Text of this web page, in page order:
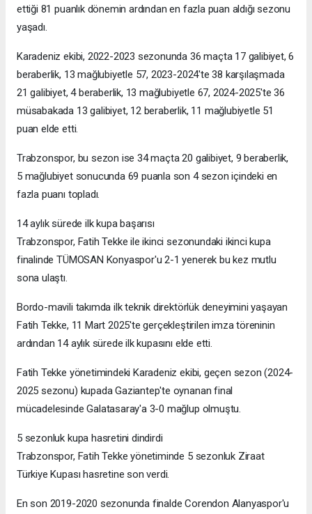
ettiği 81 puanlık dönemin ardından en fazla puan aldığı sezonu
yaşadı.
Karadeniz ekibi, 2022-2023 sezonunda 36 maçta 17 galibiyet, 6
beraberlik, 13 mağlubiyetle 57, 2023-2024'te 38 karşılaşmada
21 galibiyet, 4 beraberlik, 13 mağlubiyetle 67, 2024-2025'te 36
müsabakada 13 galibiyet, 12 beraberlik, 11 mağlubiyetle 51
puan elde etti.
Trabzonspor, bu sezon ise 34 maçta 20 galibiyet, 9 beraberlik,
5 mağlubiyet sonucunda 69 puanla son 4 sezon içindeki en
fazla puanı topladı.
14 aylık sürede ilk kupa başarısı
Trabzonspor, Fatih Tekke ile ikinci sezonundaki ikinci kupa
finalinde TÜMOSAN Konyaspor'u 2-1 yenerek bu kez mutlu
sona ulaştı.
Bordo-mavili takımda ilk teknik direktörlük deneyimini yaşayan
Fatih Tekke, 11 Mart 2025'te gerçekleştirilen imza töreninin
ardından 14 aylık sürede ilk kupasını elde etti.
Fatih Tekke yönetimindeki Karadeniz ekibi, geçen sezon (2024-
2025 sezonu) kupada Gaziantep'te oynanan final
mücadelesinde Galatasaray'a 3-0 mağlup olmuştu.
5 sezonluk kupa hasretini dindirdi
Trabzonspor, Fatih Tekke yönetiminde 5 sezonluk Ziraat
Türkiye Kupası hasretine son verdi.
En son 2019-2020 sezonunda finalde Corendon Alanyaspor'u